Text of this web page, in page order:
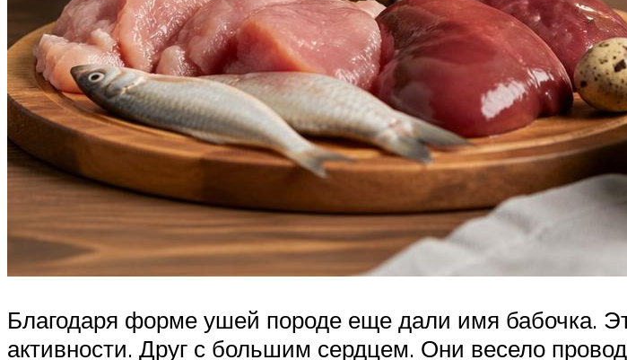
Благодаря форме ушей породе еще дали имя бабочка.
активности. Друг с большим сердцем. Они весело